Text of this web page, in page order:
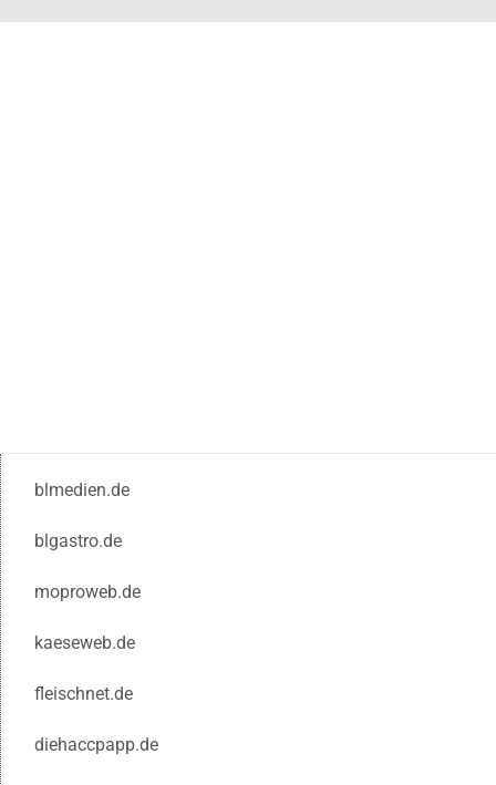
blmedien.de
blgastro.de
moproweb.de
kaeseweb.de
fleischnet.de
diehaccpapp.de